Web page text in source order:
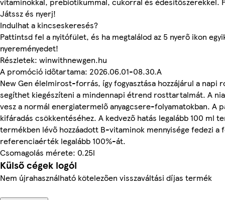
Játssz és nyerj!
Indulhat a kincseskeresés?
Pattintsd fel a nyitófület, és ha megtalálod az 5 nyerő ikon
nyereményedet!
Részletek: winwithnewgen.hu
A promóció időtartama: 2026.06.01-08.30.A
New Gen élelmirost-forrás, így fogyasztása hozzájárul a
segíthet kiegészíteni a mindennapi étrend rosttartalmát. A
vesz a normál energiatermelő anyagcsere-folyamatokban. A
kifáradás csökkentéséhez. A kedvező hatás legalább 100 ml
termékben lévő hozzáadott B-vitaminok mennyisége fedezi
referenciaérték legalább 100%-át.
Csomagolás mérete: 0.25l
Külső cégek logói
Nem újrahasználható kötelezően visszaváltási díjas termék